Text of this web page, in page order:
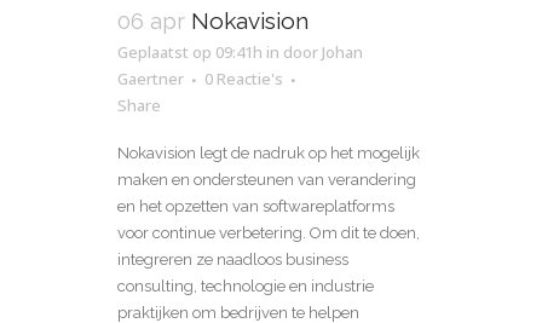
06 apr Nokavision
Geplaatst op 09:41h in door Johan
Gaertner
0 Reactie's
Share
Nokavision legt de nadruk op het mogelijk
maken en ondersteunen van verandering
en het opzetten van softwareplatforms
voor continue verbetering. Om dit te doen,
integreren ze naadloos business
consulting, technologie en industrie
praktijken om bedrijven te helpen